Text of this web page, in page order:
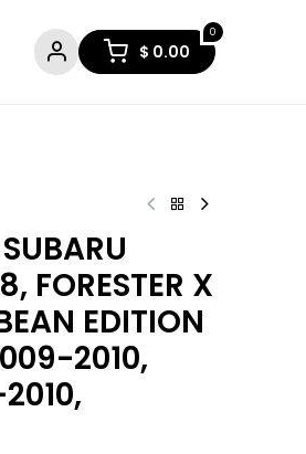
0
$ 0.00
FORESTER X
EDITION
2010,